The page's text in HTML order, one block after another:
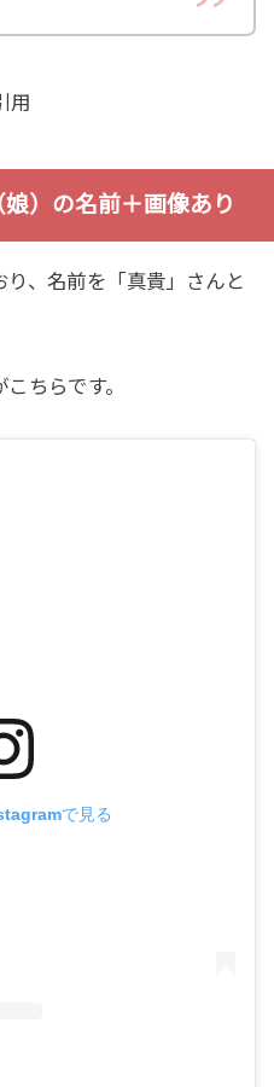
用
）の名前＋画像あり
、名前を「真貴」さんと
ちらです。
で見る